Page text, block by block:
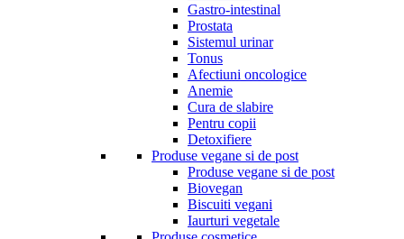
Gastro-intestinal
Prostata
Sistemul urinar
Tonus
Afectiuni oncologice
Anemie
Cura de slabire
Pentru copii
Detoxifiere
Produse vegane si de post
Produse vegane si de post
Biovegan
Biscuiti vegani
Iaurturi vegetale